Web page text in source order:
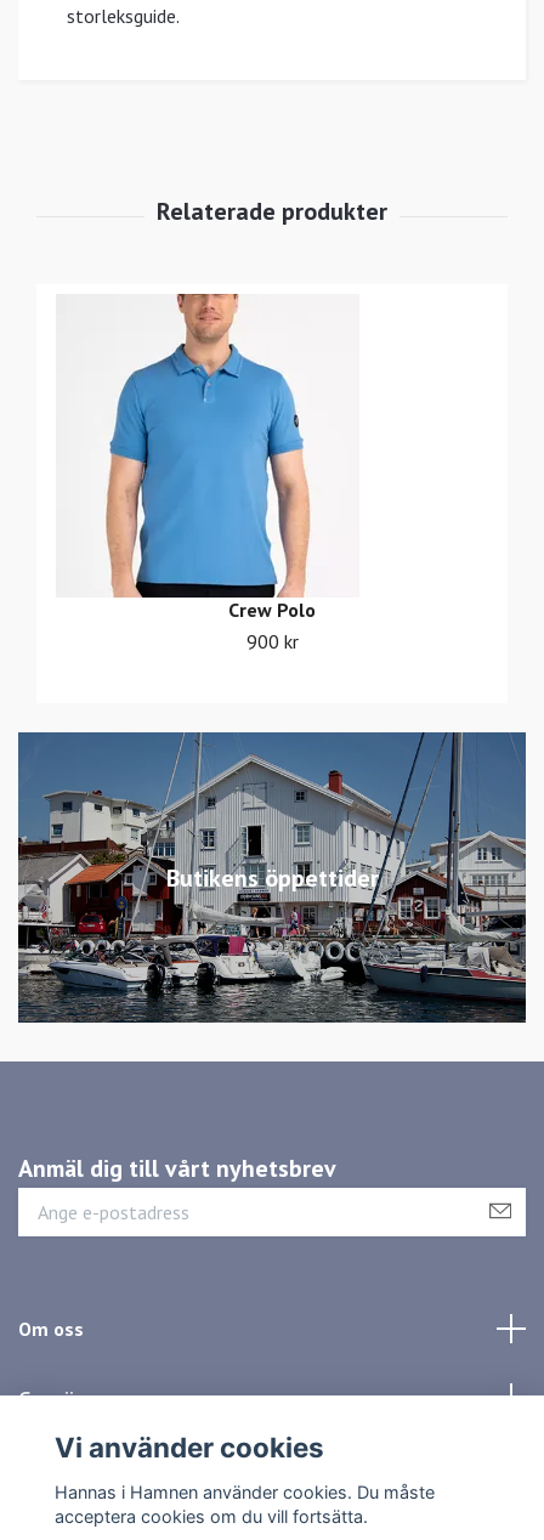
Butikens öppettider
storleksguide.
Crew Polo
900 kr
Anmäl dig till vårt nyhetsbrev
Om oss
Genvägar
Sociala medier
Vi använder cookies
Hannas i Hamnen använder cookies. Du måste
acceptera cookies om du vill fortsätta.